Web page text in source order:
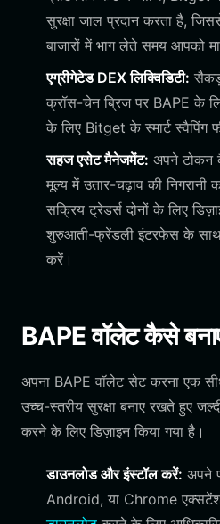
सुरक्षा जाल प्रदान करता है,
बाजारों में भाग लेते समय आपको
एग्रीगेटेड DEX लिक्विडिटी:
क्रॉस-चेन ब्रिज पर BAPE के
के लिए Bitget के स्मार्ट स्वैपिंग
सहज एसेट मैनेजमेंट: अपने टोकन
मूल्य में उतार-चढ़ाव की
सक्रिय ट्रेडर्स दोनों के लिए
शुरुआती-फ्रेंडली इंटरफेस के साथ
करें।
BAPE वॉलेट कैसे
अपना BAPE वॉलेट सेट करना एक
उच्च-स्तरीय सुरक्षा बनाए रखते हुए
करने के लिए डिज़ाइन किया गया है।
डाउनलोड और इंस्टॉल करें: अपने
Android, या Chrome